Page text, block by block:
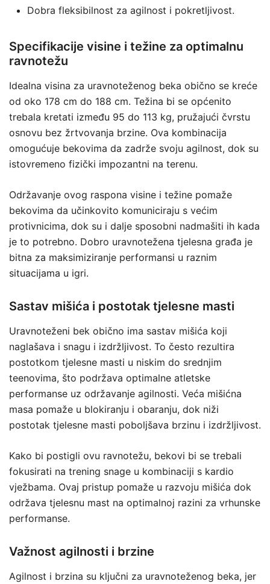
Dobra fleksibilnost za agilnost i pokretljivost.
Specifikacije visine i težine za optimalnu
ravnotežu
Idealna visina za uravnoteženog beka obično se kreće
od oko 178 cm do 188 cm. Težina bi se općenito
trebala kretati između 95 do 113 kg, pružajući čvrstu
osnovu bez žrtvovanja brzine. Ova kombinacija
omogućuje bekovima da zadrže svoju agilnost, dok su
istovremeno fizički impozantni na terenu.
Održavanje ovog raspona visine i težine pomaže
bekovima da učinkovito komuniciraju s većim
protivnicima, dok su i dalje sposobni nadmašiti ih kada
je to potrebno. Dobro uravnotežena tjelesna građa je
bitna za maksimiziranje performansi u raznim
situacijama u igri.
Sastav mišića i postotak tjelesne masti
Uravnoteženi bek obično ima sastav mišića koji
naglašava i snagu i izdržljivost. To često rezultira
postotkom tjelesne masti u niskim do srednjim
teenovima, što podržava optimalne atletske
performanse uz održavanje agilnosti. Veća mišićna
masa pomaže u blokiranju i obaranju, dok niži
postotak tjelesne masti poboljšava brzinu i izdržljivost.
Kako bi postigli ovu ravnotežu, bekovi bi se trebali
fokusirati na trening snage u kombinaciji s kardio
vježbama. Ovaj pristup pomaže u razvoju mišića dok
održava tjelesnu mast na optimalnoj razini za vrhunske
performanse.
Važnost agilnosti i brzine
Agilnost i brzina su ključni za uravnoteženog beka, jer